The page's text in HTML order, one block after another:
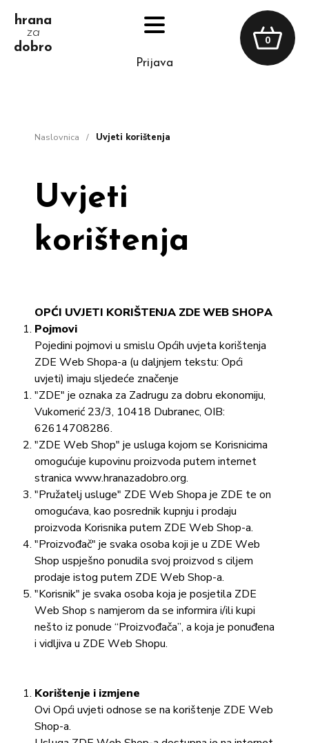
hrana
za
dobro
prijava
0
naslovnica / Uvjeti korištenja
Uvjeti
korištenja
OPĆI UVJETI KORIŠTENJA ZDE WEB SHOPA
Pojmovi
Pojedini pojmovi u smislu Općih uvjeta korištenja
ZDE Web Shopa-a (u daljnjem tekstu: Opći
uvjeti) imaju sljedeće značenje
"ZDE" je oznaka za Zadrugu za dobru ekonomiju,
Vukomerić 23/3, 10418 Dubranec, OIB:
62614708286.
"ZDE Web Shop" je usluga kojom se Korisnicima
omogućuje kupovinu proizvoda putem internet
stranica www.hranazadobro.org.
"Pružatelj usluge" ZDE Web Shopa je ZDE te on
omogućava, kao posrednik kupnju i prodaju
proizvoda Korisnika putem ZDE Web Shop-a.
"Proizvođač" je svaka osoba koji je u ZDE Web
Shop uspješno ponudila svoj proizvod s ciljem
prodaje istog putem ZDE Web Shop-a.
"Korisnik" je svaka osoba koja je posjetila ZDE
Web Shop s namjerom da se informira i/ili kupi
nešto iz ponude “Proizvođača”, a koja je ponuđena
i vidljiva u ZDE Web Shopu.
Korištenje i izmjene
Ovi Opći uvjeti odnose se na korištenje ZDE Web
Shop-a.